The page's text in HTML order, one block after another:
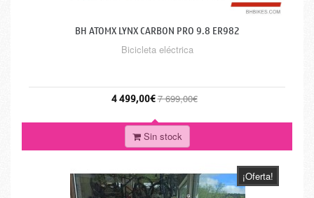
BH ATOMX LYNX CARBON PRO 9.8 ER982
Bicicleta eléctrica
4 499,00€7 699,00€
Sin stock
¡Oferta!